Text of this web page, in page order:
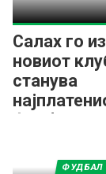
Салах го
новиот
станува
фудбалер
ФУДБАЛ